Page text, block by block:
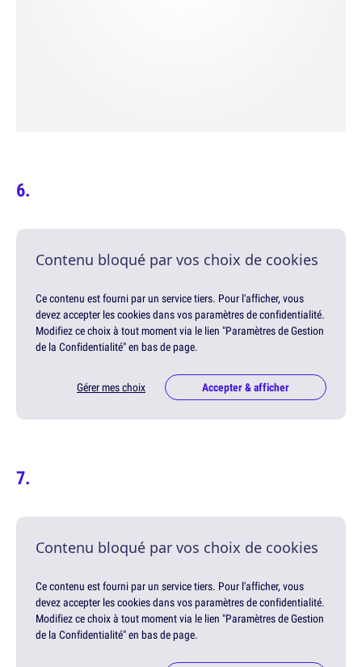
Contenu bloqué par vos choix de cookies
Ce contenu est fourni par un service tiers. Pour l'afficher, vous
devez accepter les cookies dans vos paramètres de confidentialité.
Modifiez ce choix à tout moment via le lien "Paramètres de Gestion
de la Confidentialité" en bas de page.
Gérer mes choix Accepter & afficher
Contenu bloqué par vos choix de cookies
Ce contenu est fourni par un service tiers. Pour l'afficher, vous
devez accepter les cookies dans vos paramètres de confidentialité.
Modifiez ce choix à tout moment via le lien "Paramètres de Gestion
de la Confidentialité" en bas de page.